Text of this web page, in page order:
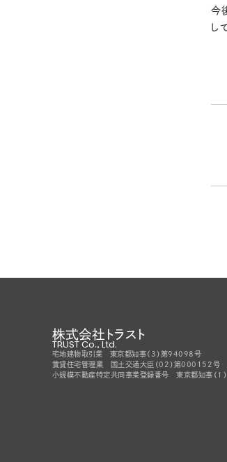
今
し
株式会社トラスト
TRUST Co., Ltd.
宅地建物取引業 東京都知事（3）第94098号
賃貸住宅管理業 国土交通大臣（02）第000152号
小規模不動産特定共同事業登録番号 東京都知事（1